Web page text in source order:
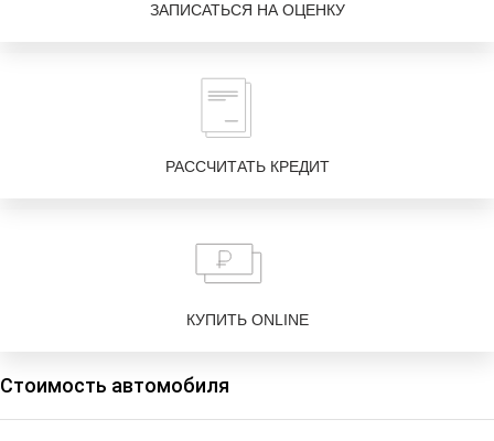
ЗАПИСАТЬСЯ НА ОЦЕНКУ
РАССЧИТАТЬ КРЕДИТ
КУПИТЬ ONLINE
Стоимость автомобиля